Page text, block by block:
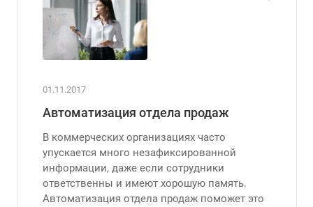
01.11.2017
Автоматизация отдела продаж
В коммерческих организациях часто
упускается много незафиксированной
информации, даже если сотрудники
ответственны и имеют хорошую память.
Автоматизация отдела продаж поможет это